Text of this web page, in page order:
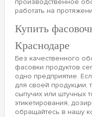
работать на
Купить
Краснодаре
Без качественного
фасовки продуктов
одно предприятие.
для своей продукции,
сыпучих или штучных
этикетирования,
обращайтесь в нашу